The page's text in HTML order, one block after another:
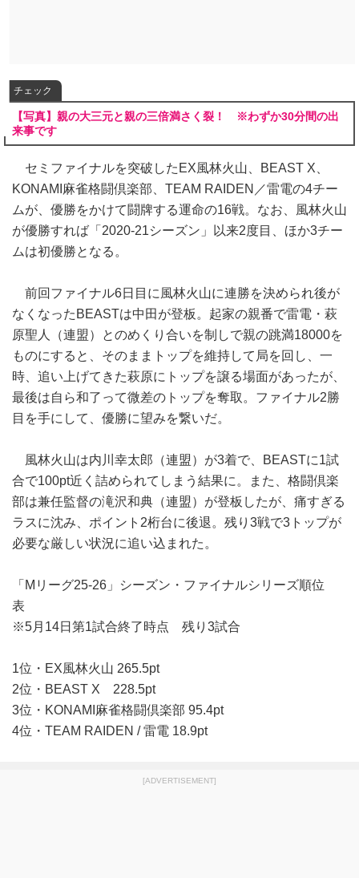
チェック
【写真】親の大三元と親の三倍満さく裂！ ※わずか30分間の出
来事です
セミファイナルを突破したEX風林火山、BEAST X、
KONAMI麻雀格闘倶楽部、TEAM RAIDEN／雷電の4チー
ムが、優勝をかけて闘牌する運命の16戦。なお、風林火山
が優勝すれば「2020-21シーズン」以来2度目、ほか3チー
ムは初優勝となる。
前回ファイナル6日目に風林火山に連勝を決められ後が
なくなったBEASTは中田が登板。起家の親番で雷電・萩
原聖人（連盟）とのめくり合いを制しで親の跳満18000を
ものにすると、そのままトップを維持して局を回し、一
時、追い上げてきた萩原にトップを譲る場面があったが、
最後は自ら和了って微差のトップを奪取。ファイナル2勝
目を手にして、優勝に望みを繋いだ。
風林火山は内川幸太郎（連盟）が3着で、BEASTに1試
合で100pt近く詰められてしまう結果に。また、格闘倶楽
部は兼任監督の滝沢和典（連盟）が登板したが、痛すぎる
ラスに沈み、ポイント2桁台に後退。残り3戦で3トップが
必要な厳しい状況に追い込まれた。
「Mリーグ25‐26」シーズン・ファイナルシリーズ順位
表
※5月14日第1試合終了時点 残り3試合
1位・EX風林火山 265.5pt
2位・BEAST X 228.5pt
3位・KONAMI麻雀格闘倶楽部 95.4pt
4位・TEAM RAIDEN / 雷電 18.9pt
[ADVERTISEMENT]